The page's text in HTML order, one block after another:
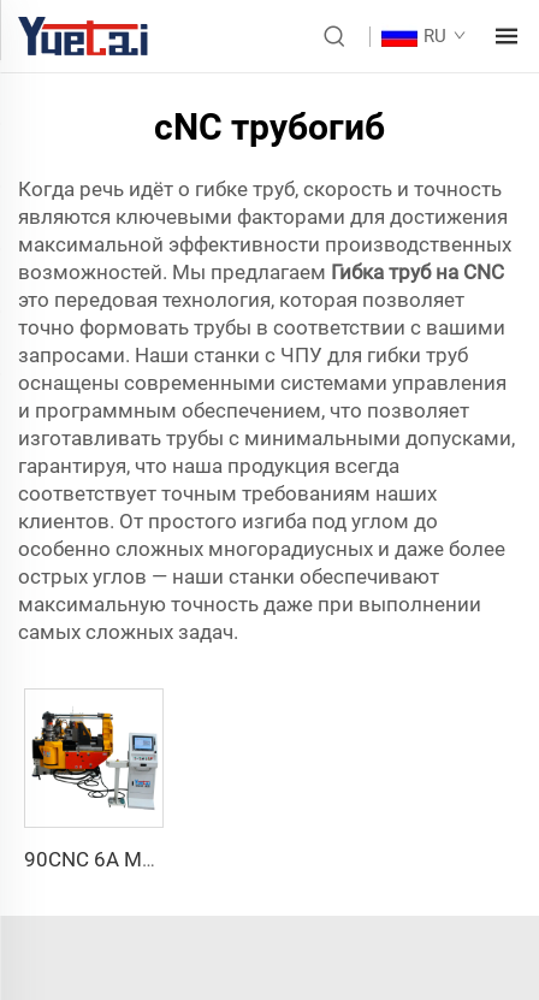
RU
cNC трубогиб
Когда речь идёт о гибке труб, скорость и точность
являются ключевыми факторами для достижения
максимальной эффективности производственных
возможностей. Мы предлагаем Гибка труб на CNC
это передовая технология, которая позволяет
точно формовать трубы в соответствии с вашими
запросами. Наши станки с ЧПУ для гибки труб
оснащены современными системами управления
и программным обеспечением, что позволяет
изготавливать трубы с минимальными допусками,
гарантируя, что наша продукция всегда
соответствует точным требованиям наших
клиентов. От простого изгиба под углом до
особенно сложных многорадиусных и даже более
острых углов — наши станки обеспечивают
максимальную точность даже при выполнении
самых сложных задач.
90CNC 6A MS CNC трубогибочный станок, чугунная квадратная трубогибочная машина с двигателем для алюминия и нержавеющей латунной трубы